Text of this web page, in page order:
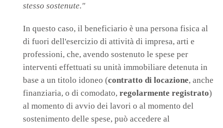
stesso sostenute."
In questo caso, il beneficiario è una persona fisica al
di fuori dell'esercizio di attività di impresa, arti e
professioni, che, avendo sostenuto le spese per
interventi effettuati su unità immobiliare detenuta in
base a un titolo idoneo (contratto di locazione, anche
finanziaria, o di comodato, regolarmente registrato)
al momento di avvio dei lavori o al momento del
sostenimento delle spese, può accedere al